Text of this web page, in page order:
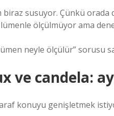
susuyor. Çünkü orada
ölçülmüyor ama
neyle ölçülür” sorusu
ve candela:
konuyu genişletmek